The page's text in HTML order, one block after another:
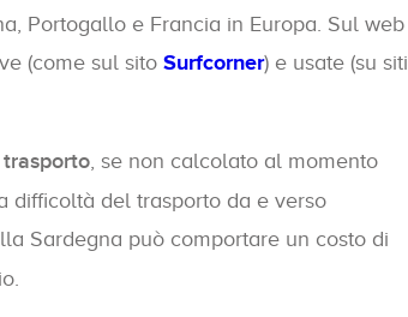
Portogallo e Francia in Europa. Sul web
(come sul sito Surfcorner) e usate (su siti
, se non calcolato al momento
difficoltà del trasporto da e verso
Sardegna può comportare un costo di